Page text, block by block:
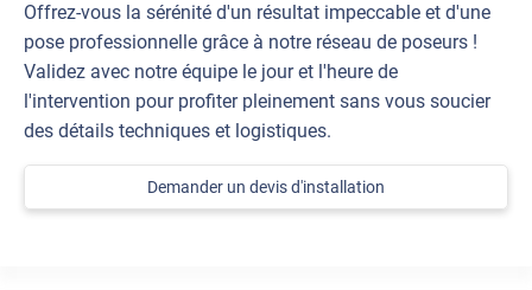
Offrez-vous la sérénité d'un résultat impeccable et d'une
pose professionnelle grâce à notre réseau de poseurs !
Validez avec notre équipe le jour et l'heure de
l'intervention pour profiter pleinement sans vous soucier
des détails techniques et logistiques.
Demander un devis d'installation